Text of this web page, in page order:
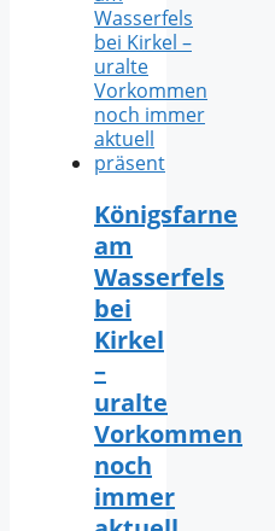
Königsfarne
am
Wasserfels
bei
Kirkel
–
uralte
Vorkommen
noch
immer